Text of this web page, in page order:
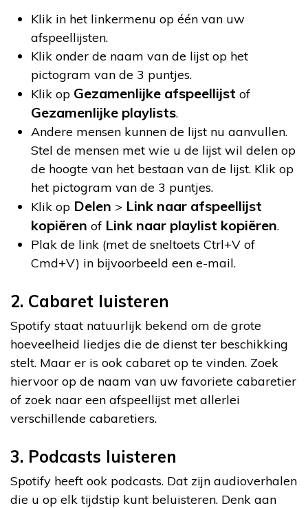
Klik in het linkermenu op één van uw
afspeellijsten.
Klik onder de naam van de lijst op het
pictogram van de 3 puntjes.
Klik op Gezamenlijke afspeellijst of
Gezamenlijke playlists.
Andere mensen kunnen de lijst nu aanvullen.
Stel de mensen met wie u de lijst wil delen op
de hoogte van het bestaan van de lijst. Klik op
het pictogram van de 3 puntjes.
Klik op Delen > Link naar afspeellijst
kopiëren of Link naar playlist kopiëren.
Plak de link (met de sneltoets Ctrl+V of
Cmd+V) in bijvoorbeeld een e-mail.
2. Cabaret luisteren
Spotify staat natuurlijk bekend om de grote
hoeveelheid liedjes die de dienst ter beschikking
stelt. Maar er is ook cabaret op te vinden. Zoek
hiervoor op de naam van uw favoriete cabaretier
of zoek naar een afspeellijst met allerlei
verschillende cabaretiers.
3. Podcasts luisteren
Spotify heeft ook podcasts. Dat zijn audioverhalen
die u op elk tijdstip kunt beluisteren. Denk aan